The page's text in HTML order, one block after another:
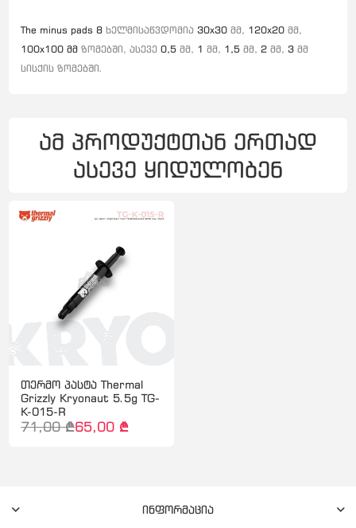
The minus pads 8 ხელმისაწვდომია30x30 მმ, 120x20 მმ,
100x100 მმ ზომებში, ასევე0,5 მმ, 1 მმ, 1,5 მმ, 2 მმ,3 მმ
სისქის ზომებში.
ამ პროდუქტთან ერთად
ასევე ყიდულობენ
თერმო პასტა Thermal
Grizzly Kryonaut 5.5g TG-
K-015-R
71,00 ₾65,00 ₾
ინფორმაცია